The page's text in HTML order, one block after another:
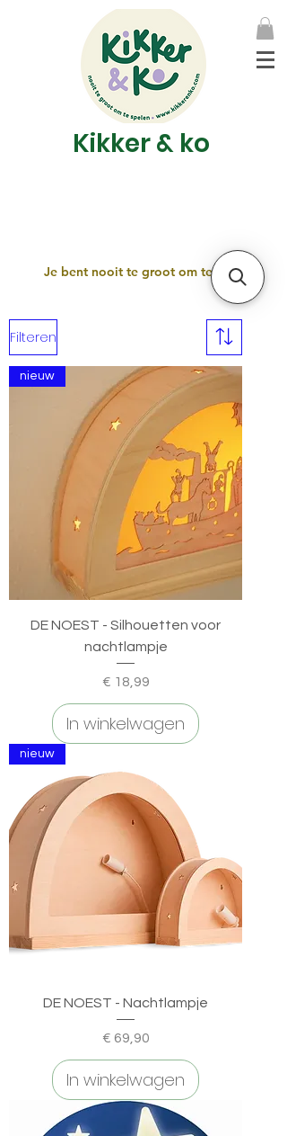
Kikker & ko
Je bent nooit te groot om te spelen!
Filteren
nieuw
DE NOEST - Silhouetten voor
nachtlampje
Prijs
€ 18,99
In winkelwagen
nieuw
DE NOEST - Nachtlampje
Prijs
€ 69,90
In winkelwagen